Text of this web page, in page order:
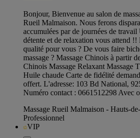
Bonjour, Bienvenue au salon de
Rueil Malmaison. Nous ferons
accumulées par de journées de
détente et de relaxation vous attend
qualité pour vous ? De vous faire
massage ? Massage Chinois à partir
Chinois Massage Relaxant Massage
Huile chaude Carte de fidélité
offert. L'adresse: 103 Bd National,
Numéro contact : 0661512298 Avec
Massage Rueil Malmaison - Hauts-
Professionnel
VIP